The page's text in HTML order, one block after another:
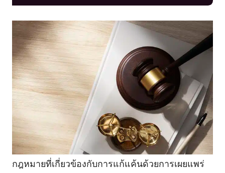
กฎหมายที่เกี่ยวข้องกับการแก้แค้นด้วยการเผยแพร่